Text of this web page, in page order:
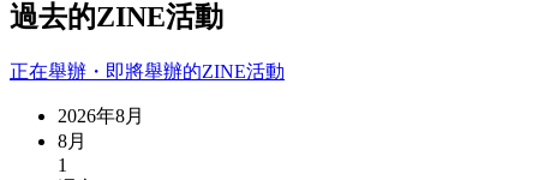
過去的ZINE活動
正在舉辦・即將舉辦的ZINE活動
2026年8月
8月
1